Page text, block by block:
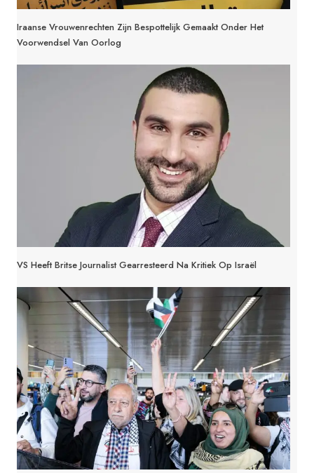
Iraanse Vrouwenrechten Zijn Bespottelijk Gemaakt Onder Het
Voorwendsel Van Oorlog
VS Heeft Britse Journalist Gearresteerd Na Kritiek Op Israël